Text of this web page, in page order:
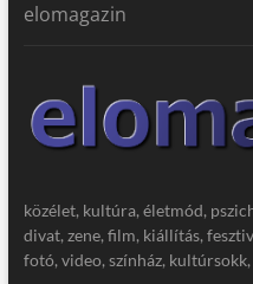
elomagazin
közélet, kultúra, életmód,
divat, zene, film, kiállítás,
fotó, video, színház,